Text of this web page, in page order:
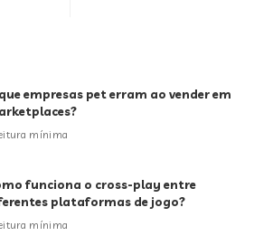
empresas pet erram ao vender em
mínima
funciona o cross-play entre
plataformas de jogo?
mínima